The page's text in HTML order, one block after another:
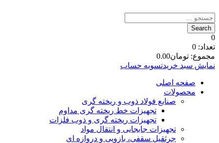
0
تعداد: 0
مجموع: تومان0.00
نمایش سبد خریدتسویه حساب
صفحه اصلی
محصولات
صنایع فولاد ذوب و ریخته گری
تجهیزات خط ریخته گری مداوم
تجهیزات ریخته گری و ذوب فلزات
تجهیزات جابجایی و انتقال مواد
جرثقیل سقفی، بازویی و دروازه ای